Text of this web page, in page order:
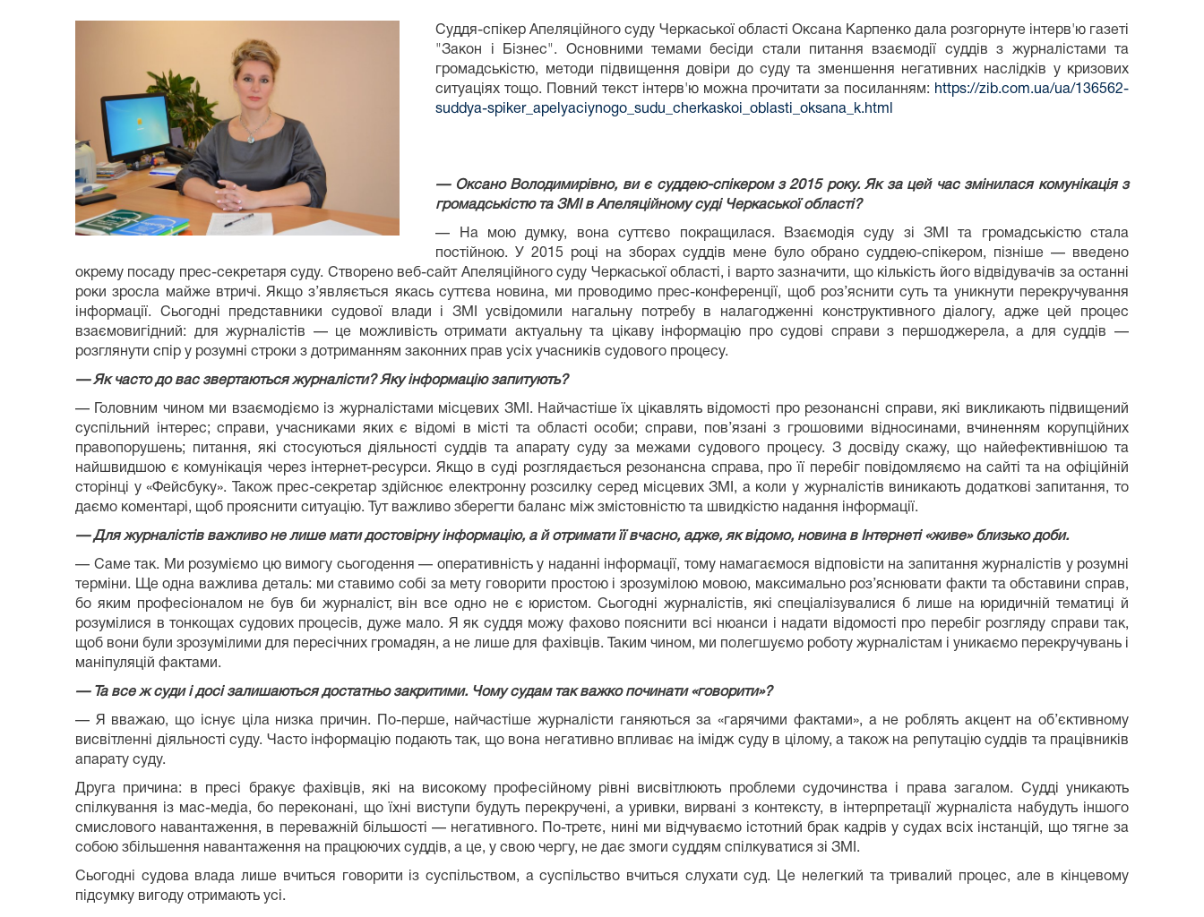
Суддя-спікер Апеляційного суду Черкаської області Оксана Карпенко дала розгорнуте інтерв'ю газеті
"Закон і Бізнес". Основними темами бесіди стали питання взаємодії суддів з журналістами та
громадськістю, методи підвищення довіри до суду та зменшення негативних наслідків у кризових
ситуаціях тощо. Повний текст інтерв'ю можна прочитати за посиланням: https://zib.com.ua/ua/136562-
suddya-spiker_apelyaciynogo_sudu_cherkaskoi_oblasti_oksana_k.html
— Оксано Володимирівно, ви є суддею-спікером з 2015 року. Як за цей час змінилася комунікація з
громадськістю та ЗМІ в Апеляційному суді Черкаської області?
— На мою думку, вона суттєво покращилася. Взаємодія суду зі ЗМІ та громадськістю стала
постійною. У 2015 році на зборах суддів мене було обрано суддею-спікером, пізніше — введено
окрему посаду прес-секретаря суду. Створено веб-сайт Апеляційного суду Черкаської області, і варто зазначити, що кількість його відвідувачів за останні
роки зросла майже втричі. Якщо з’являється якась суттєва новина, ми проводимо прес-конференції, щоб роз’яснити суть та уникнути перекручування
інформації. Сьогодні представники судової влади і ЗМІ усвідомили нагальну потребу в налагодженні конструктивного діалогу, адже цей процес
взаємовигідний: для журналістів — це можливість отримати актуальну та цікаву інформацію про судові справи з першоджерела, а для суддів —
розглянути спір у розумні строки з дотриманням законних прав усіх учасників судового процесу.
— Як часто до вас звертаються журналісти? Яку інформацію запитують?
— Головним чином ми взаємодіємо із журналістами місцевих ЗМІ. Найчастіше їх цікавлять відомості про резонансні справи, які викликають підвищений
суспільний інтерес; справи, учасниками яких є відомі в місті та області особи; справи, пов’язані з грошовими відносинами, вчиненням корупційних
правопорушень; питання, які стосуються діяльності суддів та апарату суду за межами судового процесу. З досвіду скажу, що найефективнішою та
найшвидшою є комунікація через інтернет-ресурси. Якщо в суді розглядається резонансна справа, про її перебіг повідомляємо на сайті та на офіційній
сторінці у «Фейсбуку». Також прес-секретар здійснює електронну розсилку серед місцевих ЗМІ, а коли у журналістів виникають додаткові запитання, то
даємо коментарі, щоб прояснити ситуацію. Тут важливо зберегти баланс між змістовністю та швидкістю надання інформації.
— Для журналістів важливо не лише мати достовірну інформацію, а й отримати її вчасно, адже, як відомо, новина в Інтернеті «живе» близько доби.
— Саме так. Ми розуміємо цю вимогу сьогодення — оперативність у наданні інформації, тому намагаємося відповісти на запитання журналістів у розумні
терміни. Ще одна важлива деталь: ми ставимо собі за мету говорити простою і зрозумілою мовою, максимально роз’яснювати факти та обставини справ,
бо яким професіоналом не був би журналіст, він все одно не є юристом. Сьогодні журналістів, які спеціалізувалися б лише на юридичній тематиці й
розумілися в тонкощах судових процесів, дуже мало. Я як суддя можу фахово пояснити всі нюанси і надати відомості про перебіг розгляду справи так,
щоб вони були зрозумілими для пересічних громадян, а не лише для фахівців. Таким чином, ми полегшуємо роботу журналістам і уникаємо перекручувань і
маніпуляцій фактами.
— Та все ж суди і досі залишаються достатньо закритими. Чому судам так важко починати «говорити»?
— Я вважаю, що існує ціла низка причин. По-перше, найчастіше журналісти ганяються за «гарячими фактами», а не роблять акцент на об’єктивному
висвітленні діяльності суду. Часто інформацію подають так, що вона негативно впливає на імідж суду в цілому, а також на репутацію суддів та працівників
апарату суду.
Друга причина: в пресі бракує фахівців, які на високому професійному рівні висвітлюють проблеми судочинства і права загалом. Судді уникають
спілкування із мас-медіа, бо переконані, що їхні виступи будуть перекручені, а уривки, вирвані з контексту, в інтерпретації журналіста набудуть іншого
смислового навантаження, в переважній більшості — негативного. По-третє, нині ми відчуваємо істотний брак кадрів у судах всіх інстанцій, що тягне за
собою збільшення навантаження на працюючих суддів, а це, у свою чергу, не дає змоги суддям спілкуватися зі ЗМІ.
Сьогодні судова влада лише вчиться говорити із суспільством, а суспільство вчиться слухати суд. Це нелегкий та тривалий процес, але в кінцевому
підсумку вигоду отримають усі.